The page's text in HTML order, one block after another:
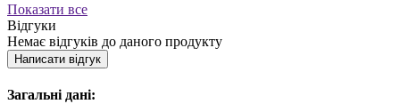
Показати все
Відгуки
Немає відгуків до даного продукту
Написати відгук
Загальні дані: